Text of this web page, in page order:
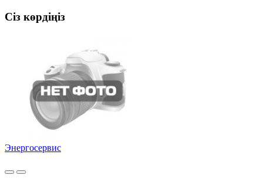
Сіз көрдіңіз
Энергосервис